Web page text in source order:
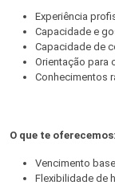
Experiência
Capacidade e
Capacidade de
Orientação para
Conhecimentos
O que te oferecemos:
Vencimento
Flexibilidade de